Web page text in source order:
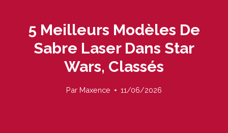
5 Meilleurs Modèles De
Sabre Laser Dans Star
Wars, Classés
Par Maxence 11/06/2026